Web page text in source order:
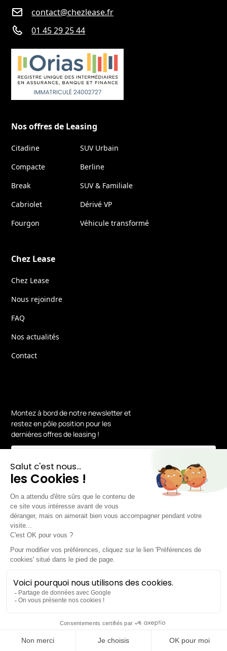
contact@chezlease.fr
01 45 29 25 44
Nos offres de Leasing
Citadine
SUV Urbain
Compacte
Berline
Break
SUV & Familiale
Cabriolet
Dérivé VP
Fourgon
Véhicule transformé
Chez Lease
Chez Lease
Nous rejoindre
FAQ
Nos actualités
Contact
Montez à bord de notre newsletter et
restez en pôle position pour les
dernières offres de leasing !
En vous inscrivant, vous acceptez notrePolitique de confidentialité.
© 2026 Chez Lease
Mentions légales
Préférences cookies